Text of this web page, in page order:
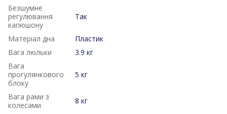
Безшумне
регулювання
капюшону
Так
Матеріал дна
Пластик
Вага люльки
3.9 кг
Вага
прогулянкового
блоку
5 кг
Вага рами з
колесами
8 кг